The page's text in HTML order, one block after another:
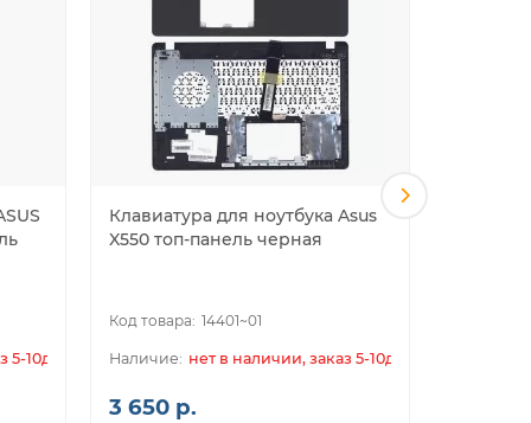
5-10дн.
Клавиатура для ноутбука Asus
X550 топ-панель черная
14401~01
нет в наличии, заказ 5-10дн.
3 650 р.